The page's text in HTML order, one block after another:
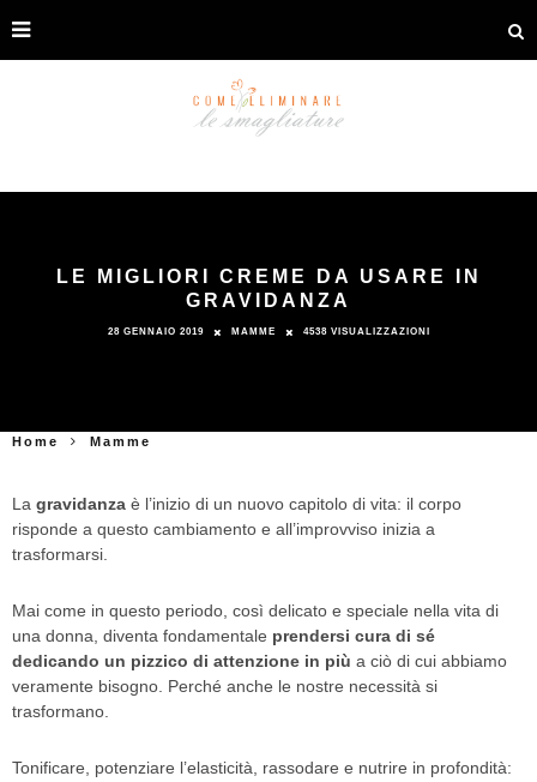
LE MIGLIORI CREME DA USARE IN
GRAVIDANZA
28 GENNAIO 2019 MAMME 4538 VISUALIZZAZIONI
Home Mamme
La gravidanza è l’inizio di un nuovo capitolo di vita: il corpo
risponde a questo cambiamento e all’improvviso inizia a
trasformarsi.
Mai come in questo periodo, così delicato e speciale nella vita di
una donna, diventa fondamentale prendersi cura di sé
dedicando un pizzico di attenzione in più a ciò di cui abbiamo
veramente bisogno. Perché anche le nostre necessità si
trasformano.
Tonificare, potenziare l’elasticità, rassodare e nutrire in profondità: